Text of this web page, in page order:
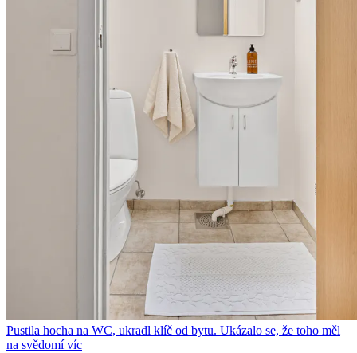
Pustila hocha na WC, ukradl klíč od bytu. Ukázalo se, že toho měl
na svědomí víc